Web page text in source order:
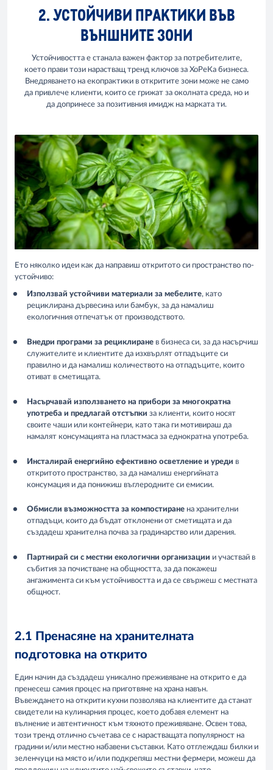
2. УСТОЙЧИВИ ПРАКТИКИ ВЪВ
ВЪНШНИТЕ ЗОНИ
Устойчивостта е станала важен фактор за потребителите,
което прави този нарастващ тренд ключов за ХоРеКа бизнеса.
Внедряването на екопрактики в откритите зони може не само
да привлече клиенти, които се грижат за околната среда, но и
да допринесе за позитивния имидж на марката ти.
Ето няколко идеи как да направиш откритото си пространство по-
устойчиво:
Използвай устойчиви материали за мебелите, като
рециклирана дървесина или бамбук, за да намалиш
екологичния отпечатък от производството.
Внедри програми за рециклиране в бизнеса си, за да насърчиш
служителите и клиентите да изхвърлят отпадъците си
правилно и да намалиш количеството на отпадъците, които
отиват в сметищата.
Насърчавай използването на прибори за многократна
употреба и предлагай отстъпки за клиенти, които носят
своите чаши или контейнери, като така ги мотивираш да
намалят консумацията на пластмаса за еднократна употреба.
Инсталирай енергийно ефективно осветление и уреди в
откритото пространство, за да намалиш енергийната
консумация и да понижиш въглеродните си емисии.
Обмисли възможността за компостиране на хранителни
отпадъци, които да бъдат отклонени от сметищата и да
създадеш хранителна почва за градинарство или дарения.
Партнирай си с местни екологични организации и участвай в
събития за почистване на общността, за да покажеш
ангажимента си към устойчивостта и да се свържеш с местната
общност.
2.1 Пренасяне на хранителната
подготовка на открито
Един начин да създадеш уникално преживяване на открито е да
пренесеш самия процес на приготвяне на храна навън.
Въвеждането на открити кухни позволява на клиентите да станат
свидетели на кулинарния процес, което добавя елемент на
вълнение и автентичност към тяхното преживяване. Освен това,
този тренд отлично съчетава се с нарастващата популярност на
градини и/или местно набавени съставки. Като отглеждаш билки и
зеленчуци на място и/или подкрепяш местни фермери, можеш да